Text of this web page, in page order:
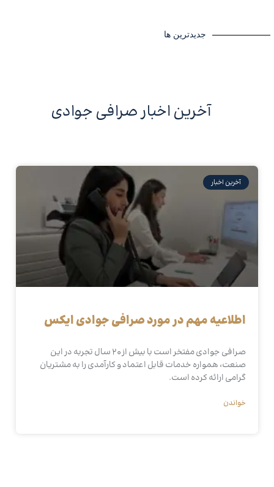
جدیدترین ها
آخرین اخبار صرافی جوادی
آخرین اخبار
اطلاعیه مهم در مورد صرافی جوادی ایکس
صرافی جوادی مفتخر است با بیش از 20 سال تجربه در این
صنعت، همواره خدمات قابل اعتماد و کارآمدی را به مشتریان
گرامی ارائه کرده است.
خواندن